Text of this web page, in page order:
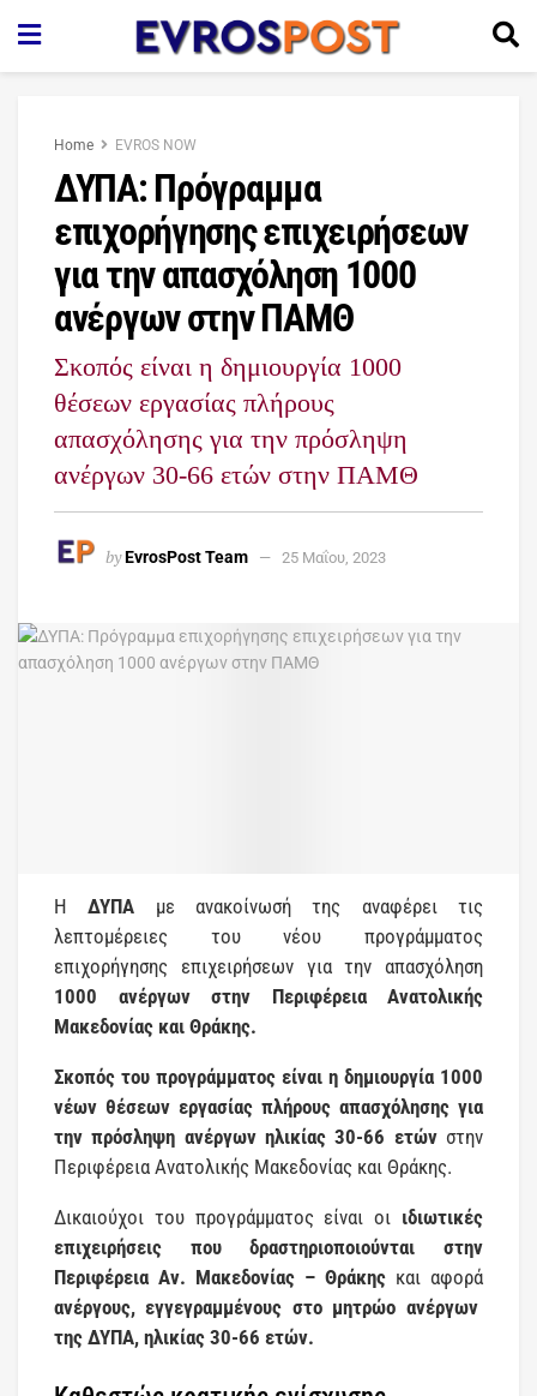
Home EVROS NOW
ΔΥΠΑ: Πρόγραμμα
επιχορήγησης επιχειρήσεων
για την απασχόληση 1000
ανέργων στην ΠΑΜΘ
Σκοπός είναι η δημιουργία 1000
θέσεων εργασίας πλήρους
απασχόλησης για την πρόσληψη
ανέργων 30-66 ετών στην ΠΑΜΘ
byEvrosPost Team 25 Μαΐου, 2023
ΗΔΥΠΑ με ανακοίνωσή της αναφέρει τις
λεπτομέρειες του νέου προγράμματος
επιχορήγησης επιχειρήσεων για την απασχόληση
1000 ανέργων στην Περιφέρεια Ανατολικής
Μακεδονίας και Θράκης.
Σκοπός του προγράμματος είναι η δημιουργία 1000
νέων θέσεων εργασίας πλήρους απασχόλησης για
την πρόσληψη ανέργων ηλικίας 30-66 ετών στην
Περιφέρεια Ανατολικής Μακεδονίας και Θράκης.
Δικαιούχοι του προγράμματος είναι οι ιδιωτικές
επιχειρήσεις που δραστηριοποιούνται στην
Περιφέρεια Αν. Μακεδονίας – Θράκης και αφορά
ανέργους, εγγεγραμμένους στο μητρώο ανέργων
της ΔΥΠΑ, ηλικίας 30-66 ετών.